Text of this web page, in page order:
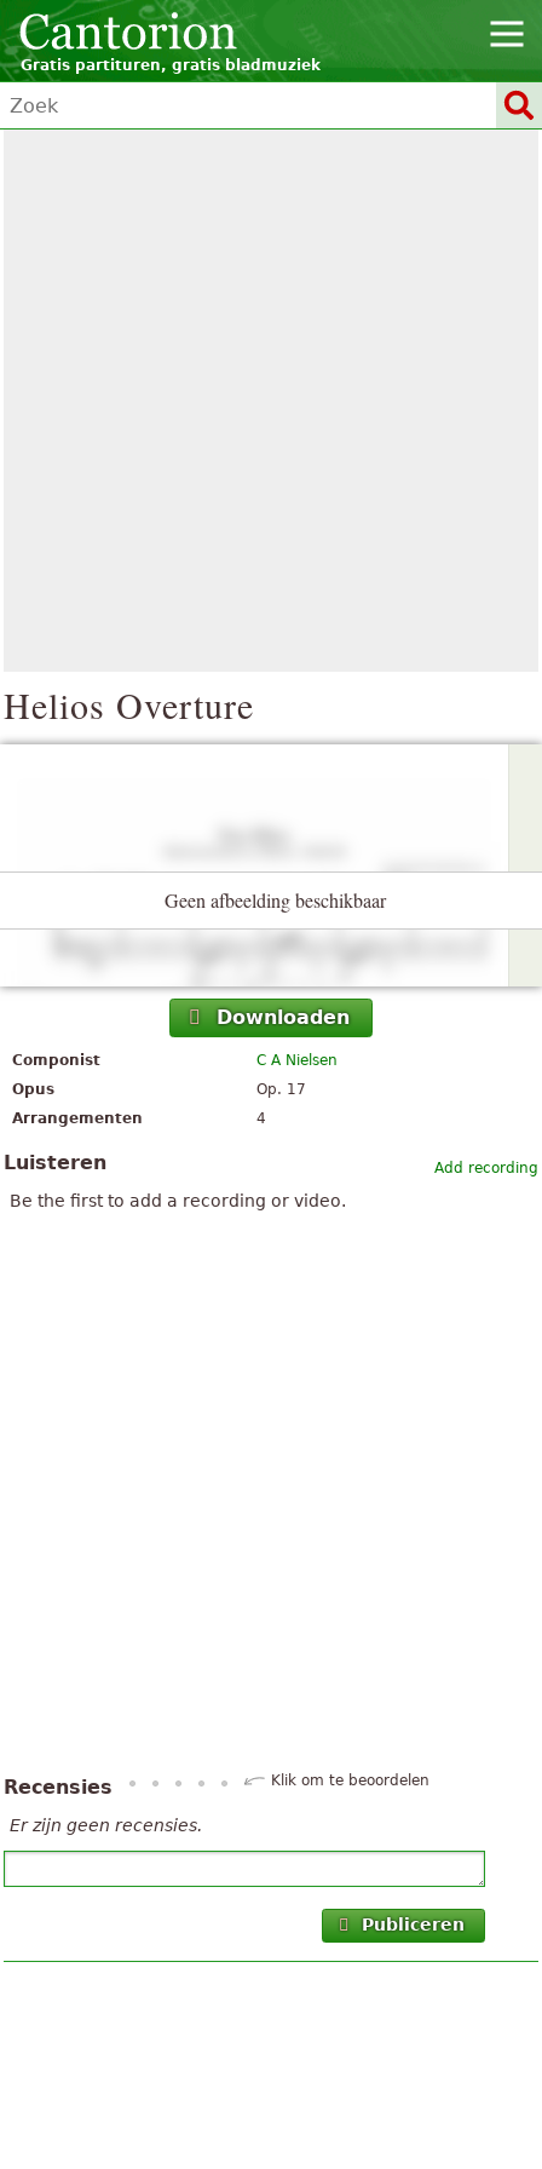
Gratis partituren, gratis bladmuziek
Helios Overture
Geen afbeelding beschikbaar
Downloaden
Componist
C A Nielsen
Opus
Op. 17
Arrangementen
4
Add recording
Luisteren
Be the first to add a recording or video.
Recensies Klik om te beoordelen
Er zijn geen recensies.
Publiceren